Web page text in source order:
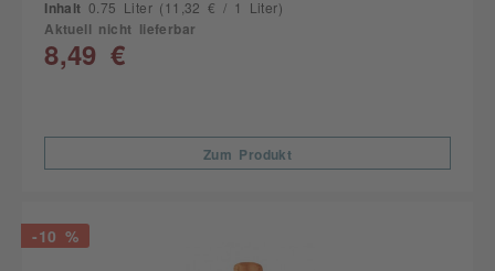
Inhalt 0.75 Liter (11,32 € / 1 Liter)
Aktuell nicht lieferbar
8,49 €
Zum Produkt
-10 %